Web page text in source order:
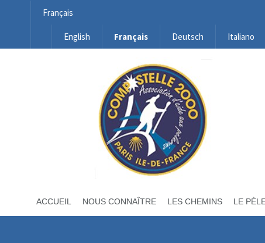
Français
English Français Deutsch Italiano
ACCUEIL NOUS CONNAÎTRE LES CHEMINS LE